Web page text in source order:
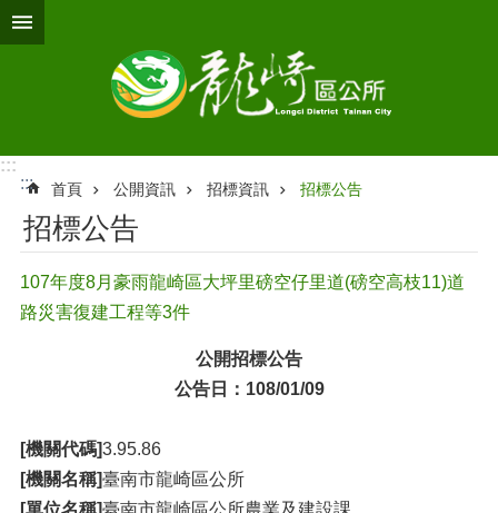
跳到主要內容區塊
:::
:::
首頁 公開資訊 招標資訊 招標公告
招標公告
107年度8月豪雨龍崎區大坪里磅空仔里道(磅空高枝11)道
路災害復建工程等3件
公開招標公告
公告日：108/01/09
[機關代碼]3.95.86
[機關名稱]臺南市龍崎區公所
[單位名稱]臺南市龍崎區公所農業及建設課